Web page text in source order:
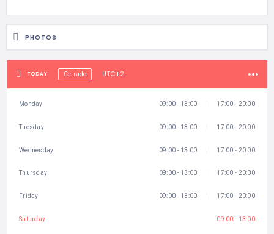
PHOTOS
TODAY Cerrado UTC+2
Monday 09:00 - 13:00 17:00 - 20:00
Tuesday 09:00 - 13:00 17:00 - 20:00
Wednesday 09:00 - 13:00 17:00 - 20:00
Thursday 09:00 - 13:00 17:00 - 20:00
Friday 09:00 - 13:00 17:00 - 20:00
Saturday 09:00 - 13:00